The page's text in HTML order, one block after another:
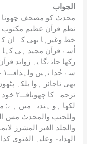
الجواب
محدث کو مصحف چھونا
نظم قرآن عظیم مکتوب
خط وغیرہا بھی کہ ان
اُسے قرآن مجید ہی کہا
رکھا جائےگا یہ زوائد
بھی ناجائز ہوا بلکہ
لکھا ہو ہندیہ میں
وللجنب والمحدث مس
والجلد الغیر المشرز
الھدایۃ وعلیہ الفتوی